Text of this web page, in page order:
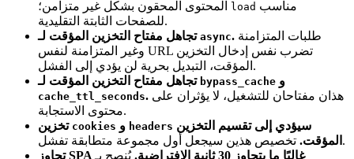
load
للصفحات الثابتة التقليدية.
تجاهل مفتاح التخزين المؤقت لـ async.
وغير المتزامنة لنفس URL تضرب نفس إدخال التخزين
المؤقت، التبديل بحرية لن يؤدي إلى الفشل.
تجاهل مفتاح التخزين المؤقت لـ bypass_cache و
cache_ttl_seconds.
محتوى الاستجابة.
تخزين cookies headers
المؤقت. تخصيص هذين سيجعل أول مجموعة متطابقة تفشل.
تجاوز SPA غالبًا ما يتجاوز 30 ثانية الافتراضية.
يُنصح بـ